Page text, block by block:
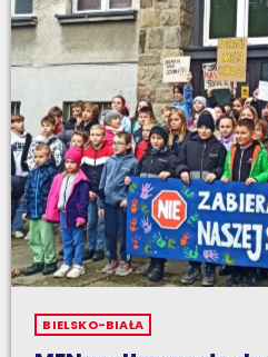
BIELSKO-BIAŁA